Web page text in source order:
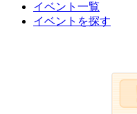
イベント一覧
イベントを探す